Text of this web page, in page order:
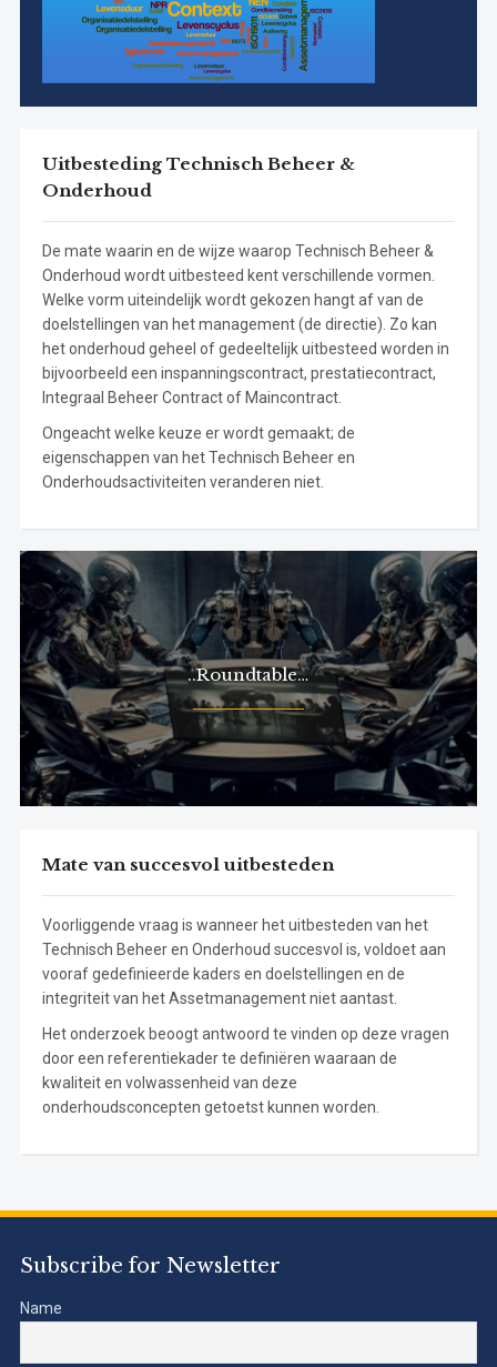
Uitbesteding Technisch Beheer &
Onderhoud
De mate waarin en de wijze waarop Technisch Beheer &
Onderhoud wordt uitbesteed kent verschillende vormen.
Welke vorm uiteindelijk wordt gekozen hangt af van de
doelstellingen van het management (de directie). Zo kan
het onderhoud geheel of gedeeltelijk uitbesteed worden in
bijvoorbeeld een inspanningscontract, prestatiecontract,
Integraal Beheer Contract of Maincontract.
Ongeacht welke keuze er wordt gemaakt; de
eigenschappen van het Technisch Beheer en
Onderhoudsactiviteiten veranderen niet.
..Roundtable…
Mate van succesvol uitbesteden
Voorliggende vraag is wanneer het uitbesteden van het
Technisch Beheer en Onderhoud succesvol is, voldoet aan
vooraf gedefinieerde kaders en doelstellingen en de
integriteit van het Assetmanagement niet aantast.
Het onderzoek beoogt antwoord te vinden op deze vragen
door een referentiekader te definiëren waaraan de
kwaliteit en volwassenheid van deze
onderhoudsconcepten getoetst kunnen worden.
Subscribe for Newsletter
Name